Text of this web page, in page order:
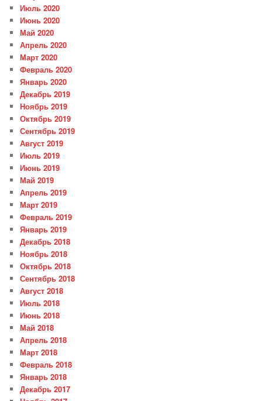
Июль 2020
Июнь 2020
Май 2020
Апрель 2020
Март 2020
Февраль 2020
Январь 2020
Декабрь 2019
Ноябрь 2019
Октябрь 2019
Сентябрь 2019
Август 2019
Июль 2019
Июнь 2019
Май 2019
Апрель 2019
Март 2019
Февраль 2019
Январь 2019
Декабрь 2018
Ноябрь 2018
Октябрь 2018
Сентябрь 2018
Август 2018
Июль 2018
Июнь 2018
Май 2018
Апрель 2018
Март 2018
Февраль 2018
Январь 2018
Декабрь 2017